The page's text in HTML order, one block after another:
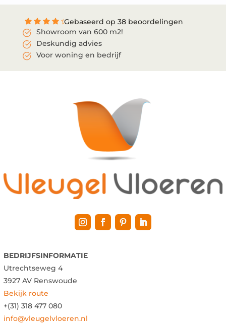
Gebaseerd op 38 beoordelingen
Showroom van 600 m2!
Deskundig advies
Voor woning en bedrijf
BEDRIJFSINFORMATIE
Utrechtseweg 4
3927 AV Renswoude
Bekijk route
+(31) 318 477 080
info@vleugelvloeren.nl